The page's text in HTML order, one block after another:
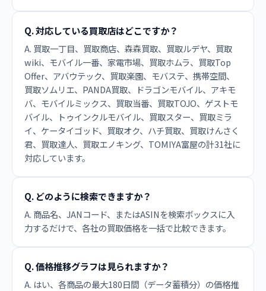
Q. 対応している買取店はどこですか？
A. 買取一丁目、買取商店、森森買取、買取ルデヤ、買取
wiki、モバイル一番、家電市場、買取ホムラ、買取Top
Offer、アバウテック、買取楽園、モバステ、携帯空間、
買取ソムリエ、PANDA買取、ドラゴンモバイル、アキモ
バ、モバイルミックス、買取当番、買取TOJO、ゲストモ
バイル、トゥインクルモバイル、買取スター、買取ミラ
イ、ケータイゴッド、買取オク、ハチ買取、買取けんさく
君、買取達人、買取エノキング、TOMIYA富屋の計31社に
対応しています。
Q. どのように検索できますか？
A. 商品名、JANコード、またはASINを検索ボックスに入
力するだけで、各社の買取価格を一括で比較できます。
Q. 価格推移グラフは見られますか？
A. はい、各商品の最大180日間（データ蓄積分）の価格推